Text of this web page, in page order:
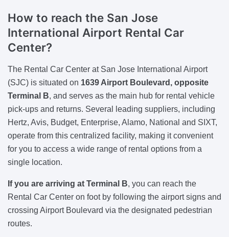
How to reach the San Jose
International Airport Rental Car
Center?
The Rental Car Center at San Jose International Airport
(SJC) is situated on 1639 Airport Boulevard, opposite
Terminal B, and serves as the main hub for rental vehicle
pick-ups and returns. Several leading suppliers, including
Hertz, Avis, Budget, Enterprise, Alamo, National and SIXT,
operate from this centralized facility, making it convenient
for you to access a wide range of rental options from a
single location.
If you are arriving at Terminal B, you can reach the
Rental Car Center on foot by following the airport signs and
crossing Airport Boulevard via the designated pedestrian
routes.